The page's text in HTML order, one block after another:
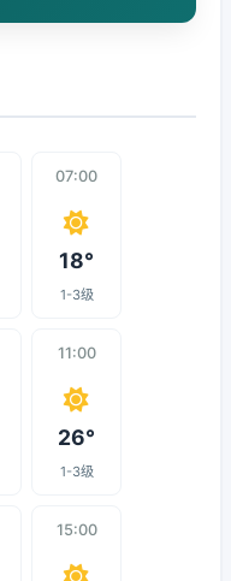
07:00
18°
1-3级
11:00
26°
1-3级
15:00